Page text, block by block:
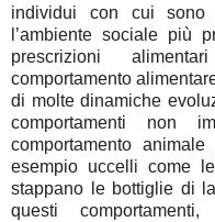
individui con cui
l’ambiente sociale più
prescrizioni
comportamento
di molte dinamiche
comportamenti non
comportamento
esempio uccelli come
stappano le bottiglie di
questi